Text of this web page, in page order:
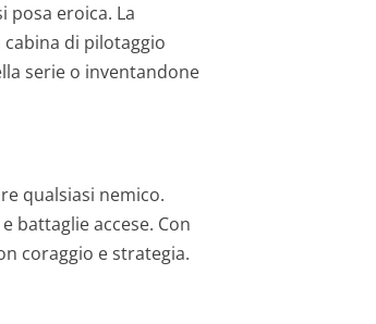
posa eroica. La
di pilotaggio
serie o inventandone
qualsiasi nemico.
battaglie accese. Con
coraggio e strategia.